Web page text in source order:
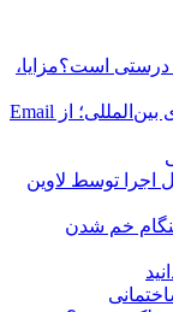
درستی است؟مزایا،
راهنمای انتخاب VPS برای کسب‌وکارهای بین‌المللی؛ از Email
اجرا توسط لاوین
خم شدن